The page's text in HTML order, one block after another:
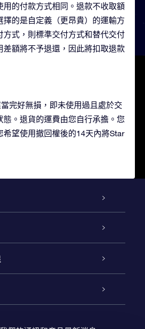
用的付款方式相同。退款不收取額
擇的是自定義（更昂貴）的運輸方
方式，則標準交付方式和替代交付
差額將不予退還，因此將扣取退款
完好無損，即未使用過且處於交
態。退貨的運費由您自行承擔。您
希望使用撤回權後的14天內將Star